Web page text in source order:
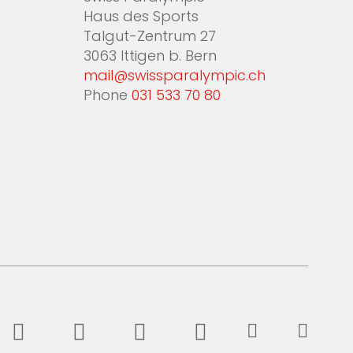
Haus des Sports
Talgut-Zentrum 27
3063 Ittigen b. Bern
mail@swissparalympic.ch
Phone 031 533 70 80